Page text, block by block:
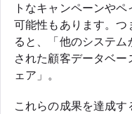
トなキャンペーンや
可能性もあります。つ
ると、「他のシステ
された顧客データベ
ェア」。
これらの成果を達成